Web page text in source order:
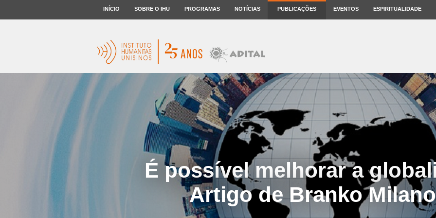
INÍCIO SOBRE O IHU PROGRAMAS NOTÍCIAS PUBLICAÇÕES EVENTOS ESPIRITUALIDADE
É possível melhorar a
Artigo de Branko